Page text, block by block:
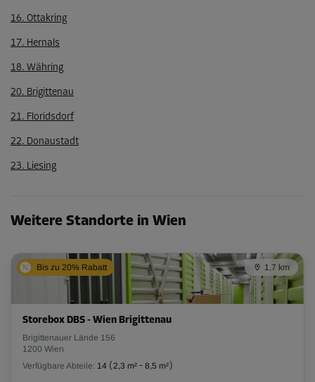
16. Ottakring
17. Hernals
18. Währing
20. Brigittenau
21. Floridsdorf
22. Donaustadt
23. Liesing
Weitere Standorte in Wien
Bis zu 20% Rabatt 1,7 km
Storebox DBS - Wien Brigittenau
Brigittenauer Lände 156
1200 Wien
Verfügbare Abteile: 14 (2,3 m² - 8,5 m²)